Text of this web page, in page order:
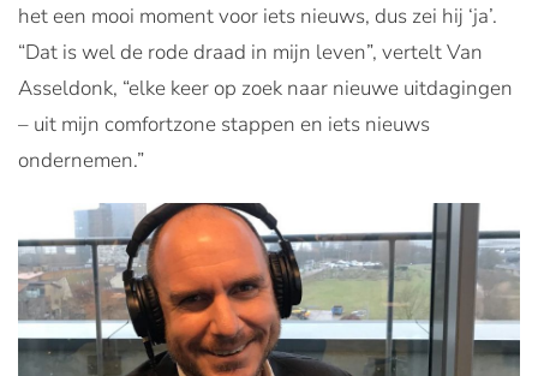
het een mooi moment voor iets nieuws, dus zei hij ‘ja’.
“Dat is wel de rode draad in mijn leven”, vertelt Van
Asseldonk, “elke keer op zoek naar nieuwe uitdagingen
– uit mijn comfortzone stappen en iets nieuws
ondernemen.”